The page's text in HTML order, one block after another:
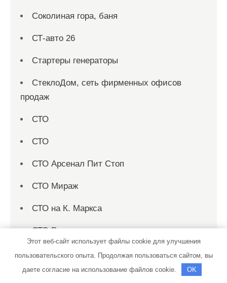
Соколиная гора, баня
СТ-авто 26
Стартеры генераторы
СтеклоДом, сеть фирменных офисов
продаж
СТО
СТО
СТО Арсенал Пит Стоп
СТО Мираж
СТО на К. Маркса
СТО Родник
Страница 1
Страница 10
Этот веб-сайт использует файлы cookie для улучшения
пользовательского опыта. Продолжая пользоваться сайтом, вы
даете согласие на использование файлов cookie.
OK